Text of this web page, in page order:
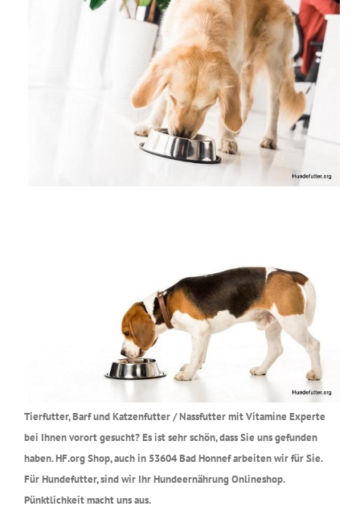
Tierfutter, Barf und Katzenfutter / Nassfutter mit Vitamine Experte
bei Ihnen vorort gesucht? Es ist sehr schön, dass Sie uns gefunden
haben. HF.org Shop, auch in 53604 Bad Honnef arbeiten wir für Sie.
Für Hundefutter, sind wir Ihr Hundeernährung Onlineshop.
Pünktlichkeit macht uns aus.